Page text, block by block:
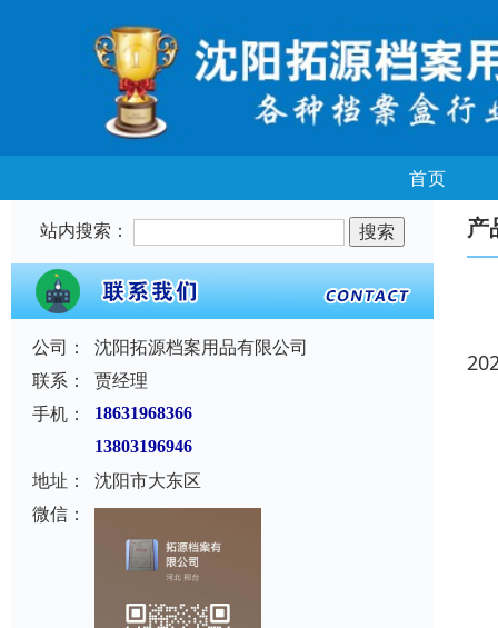
首页
站内搜索：
公司：
沈阳拓源档案用品有限公司
联系：
贾经理
手机：
18631968366
13803196946
地址：
沈阳市大东区
微信：
产